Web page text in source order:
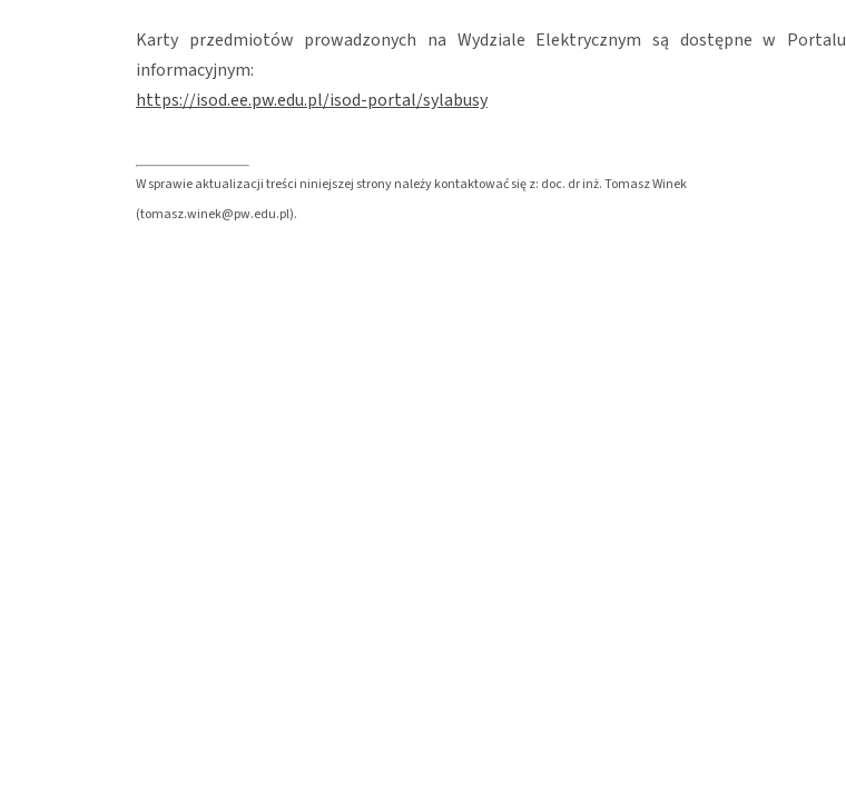
Karty przedmiotów prowadzonych na Wydziale Elektrycznym są dostępne w Portalu
informacyjnym:
https://isod.ee.pw.edu.pl/isod-portal/sylabusy
W sprawie aktualizacji treści niniejszej strony należy kontaktować się z: doc. dr inż. Tomasz Winek
(tomasz.winek@pw.edu.pl).